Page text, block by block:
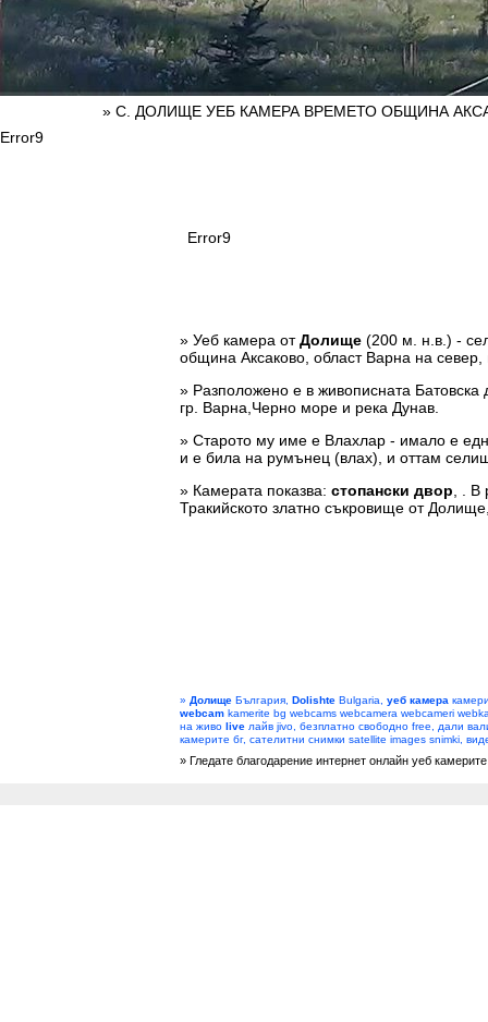
» С. ДОЛИЩЕ УЕБ КАМЕРА ВРЕМЕТО ОБЩИНА
Error9
Error9
» Уеб камера отДолище (200 м. н.в.) -
община Аксаково, област Варна на
» Разположено е в живописната
гр. Варна,Черно море и река Дунав.
» Старото му име е Влахлар - имало е
и е била на румънец (влах), и оттам
» Камерата показва: стопански двор , .
Тракийското златно съкровище от
» Долище България, Dolishte Bulgaria, уеб камера
webcam kamerite bg webcams webcamera webcameri
на живо live лайв jivo, безплатно свободно free, дали
камерите бг, сателитни снимки satellite images snimki,
» Гледате благодарение интернет онлайн уеб